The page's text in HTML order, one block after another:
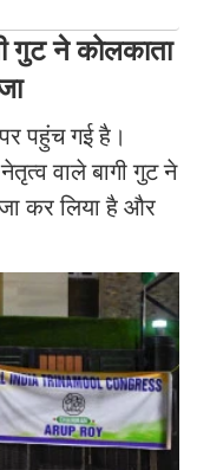
गुट ने कोलकाता
पहुंच गई है।
वाले बागी गुट ने
कर लिया है और